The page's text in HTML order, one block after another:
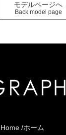
モデルページへ
Back model page
Home /ホーム